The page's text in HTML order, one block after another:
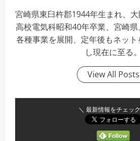
宮崎県東臼杵郡1944年生まれ、
高校電気科昭和40年卒業、宮崎
各種事業を展開、定年後もネッ
し現在に至る。
View All Posts
＼ 最新情報をチェッ